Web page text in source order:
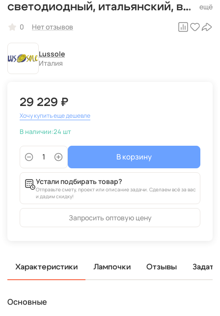
светодиодный, итальянский, в
современном стиле
0 Нет отзывов
Lussole
Италия
29 229 ₽
Хочу купить еще дешевле
В наличии:24 шт
В корзину
Устали подбирать товар?
Отправьте смету, проект или описание задачи. Сделаем всё за вас
и дадим скидку!
Запросить оптовую цену
Характеристики Лампочки Отзывы
Основные